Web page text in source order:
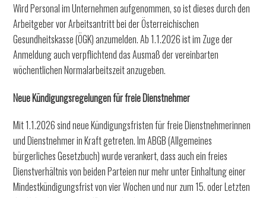
Wird Personal im Unternehmen aufgenommen, so ist dieses durch den
Arbeitgeber vor Arbeitsantritt bei der Österreichischen
Gesundheitskasse (ÖGK) anzumelden. Ab 1.1.2026 ist im Zuge der
Anmeldung auch verpflichtend das Ausmaß der vereinbarten
wöchentlichen Normalarbeitszeit anzugeben.
Neue Kündigungsregelungen für freie Dienstnehmer
Mit 1.1.2026 sind neue Kündigungsfristen für freie Dienstnehmerinnen
und Dienstnehmer in Kraft getreten. Im ABGB (Allgemeines
bürgerliches Gesetzbuch) wurde verankert, dass auch ein freies
Dienstverhältnis von beiden Parteien nur mehr unter Einhaltung einer
Mindestkündigungsfrist von vier Wochen und nur zum 15. oder Letzten